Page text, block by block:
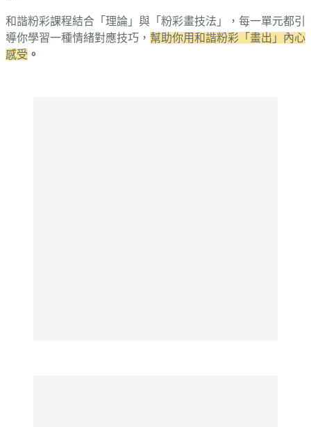
和諧粉彩課程結合「理論」與「粉彩畫技法」，每一單元都引
導你學習一種情緒對應技巧， 幫助你用和諧粉彩「畫出」內心
感受 。